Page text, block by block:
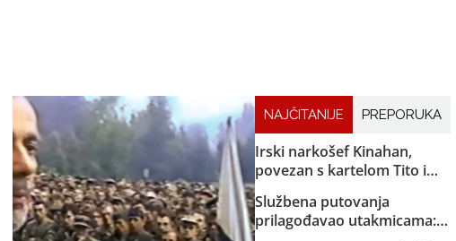
NAJČITANIJE PREPORUKA
Irski narkošef Kinahan,
povezan s kartelom Tito i
Vladin avion već sletio u
Dubai
Službena putovanja
prilagođavao utakmicama: